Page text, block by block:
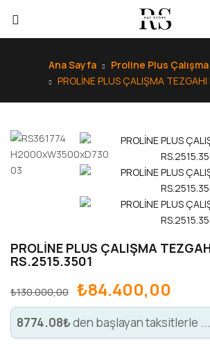
Ana Sayfa
Proline Plus
PROLİNE PLUS ÇALIŞMA
PROLİNE PLUS ÇALIŞMA
RS.2515.3501
₺130.000,00 ₺84.400,00
8774.08₺den başlayan taksitlerle ...